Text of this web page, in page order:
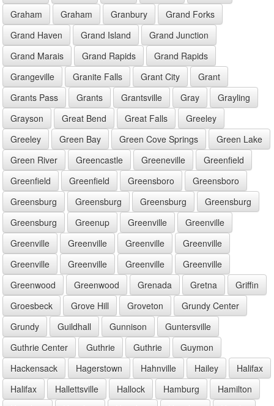
Graham
Graham Granbury
Grand Forks
Grand Haven
Grand Island
Grand Junction
Grand Marais
Grand Rapids
Grand Rapids
Grangeville
Granite Falls Grant City
Grant
Grants Pass
Grants Grantsville Gray
Grayling
Grayson
Great Bend Great Falls
Greeley
Greeley
Green Bay Green Cove Springs
Green Lake
Green River
Greencastle Greeneville
Greenfield
Greenfield
Greenfield Greensboro
Greensboro
Greensburg
Greensburg Greensburg
Greensburg
Greensburg
Greenup Greenville
Greenville
Greenville
Greenville Greenville
Greenville
Greenville
Greenville Greenville
Greenville
Greenwood
Greenwood Grenada Gretna
Griffin
Groesbeck
Grove Hill Groveton
Grundy Center
Grundy
Guildhall Gunnison
Guntersville
Guthrie Center
Guthrie Guthrie
Guymon
Hackensack
Hagerstown Hahnville Hailey
Halifax
Halifax
Hallettsville Hallock Hamburg
Hamilton